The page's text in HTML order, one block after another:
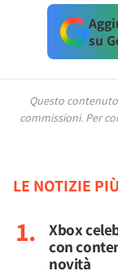
su
Questo
commissioni. Per
LE NOTIZIE
Xbox
con
novità